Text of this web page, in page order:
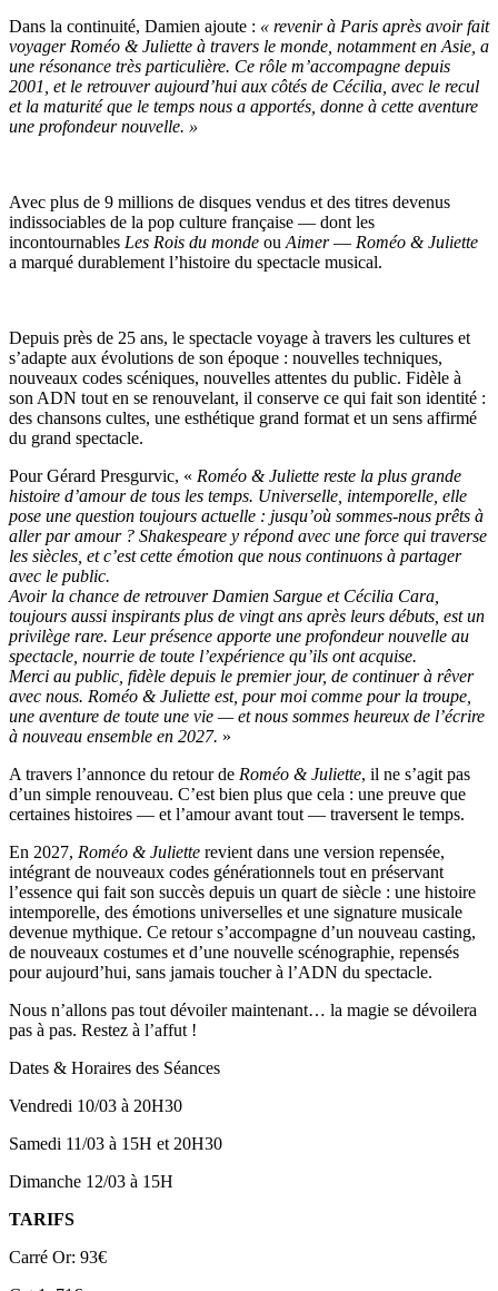
Dans la continuité, Damien ajoute : « revenir à Paris après avoir fait
voyager Roméo & Juliette à travers le monde, notamment en Asie, a
une résonance très particulière. Ce rôle m’accompagne depuis
2001, et le retrouver aujourd’hui aux côtés de Cécilia, avec le recul
et la maturité que le temps nous a apportés, donne à cette aventure
une profondeur nouvelle. »
Avec plus de 9 millions de disques vendus et des titres devenus
indissociables de la pop culture française — dont les
incontournables Les Rois du monde ou Aimer— Roméo & Juliette
a marqué durablement l’histoire du spectacle musical.
Depuis près de 25 ans, le spectacle voyage à travers les cultures et
s’adapte aux évolutions de son époque : nouvelles techniques,
nouveaux codes scéniques, nouvelles attentes du public. Fidèle à
son ADN tout en se renouvelant, il conserve ce qui fait son identité :
des chansons cultes, une esthétique grand format et un sens affirmé
du grand spectacle.
Pour Gérard Presgurvic, « Roméo & Juliette reste la plus grande
histoire d’amour de tous les temps. Universelle, intemporelle, elle
pose une question toujours actuelle : jusqu’où sommes‑nous prêts à
aller par amour ? Shakespeare y répond avec une force qui traverse
les siècles, et c’est cette émotion que nous continuons à partager
avec le public.
Avoir la chance de retrouver Damien Sargue et Cécilia Cara,
toujours aussi inspirants plus de vingt ans après leurs débuts, est un
privilège rare. Leur présence apporte une profondeur nouvelle au
spectacle, nourrie de toute l’expérience qu’ils ont acquise.
Merci au public, fidèle depuis le premier jour, de continuer à rêver
avec nous. Roméo & Juliette est, pour moi comme pour la troupe,
une aventure de toute une vie — et nous sommes heureux de l’écrire
à nouveau ensemble en 2027. »
A travers l’annonce du retour de Roméo & Juliette, il ne s’agit pas
d’un simple renouveau. C’est bien plus que cela : une preuve que
certaines histoires — et l’amour avant tout — traversent le temps.
En 2027, Roméo & Juliette revient dans une version repensée,
intégrant de nouveaux codes générationnels tout en préservant
l’essence qui fait son succès depuis un quart de siècle : une histoire
intemporelle, des émotions universelles et une signature musicale
devenue mythique. Ce retour s’accompagne d’un nouveau casting,
de nouveaux costumes et d’une nouvelle scénographie, repensés
pour aujourd’hui, sans jamais toucher à l’ADN du spectacle.
Nous n’allons pas tout dévoiler maintenant… la magie se dévoilera
pas à pas. Restez à l’affut !
Dates & Horaires des Séances
Vendredi 10/03 à 20H30
Samedi 11/03 à 15H et 20H30
Dimanche 12/03 à 15H
TARIFS
Carré Or: 93€